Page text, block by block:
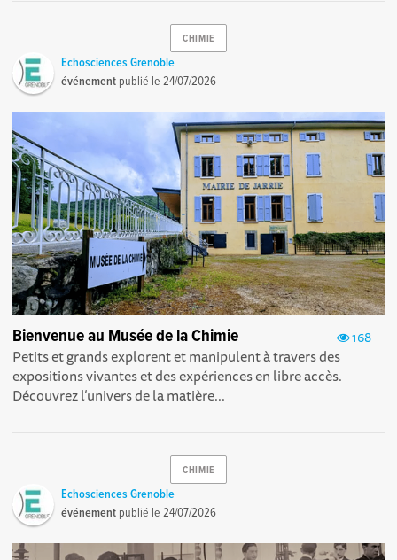
CHIMIE
Echosciences Grenoble
événement publié le24/07/2026
168
Bienvenue au Musée de la Chimie
Petits et grands explorent et manipulent à travers des
expositions vivantes et des expériences en libre accès.
Découvrez l’univers de la matière...
CHIMIE
Echosciences Grenoble
événement publié le24/07/2026